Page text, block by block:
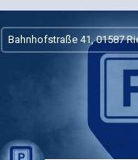
Bahnhofstraße 41, 01587